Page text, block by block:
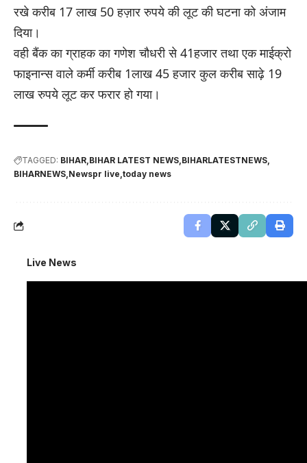
रखे करीब 17 लाख 50 हज़ार रुपये की लूट की घटना को अंजाम
दिया।
वही बैंक का ग्राहक का गणेश चौधरी से 41हजार तथा एक माईक्रो
फाइनान्स वाले कर्मी करीब 1लाख 45 हजार कुल करीब साढ़े 19
लाख रुपये लूट कर फरार हो गया।
TAGGED: BIHAR BIHAR LATEST NEWS BIHARLATESTNEWS
BIHARNEWS Newspr live today news
Live News